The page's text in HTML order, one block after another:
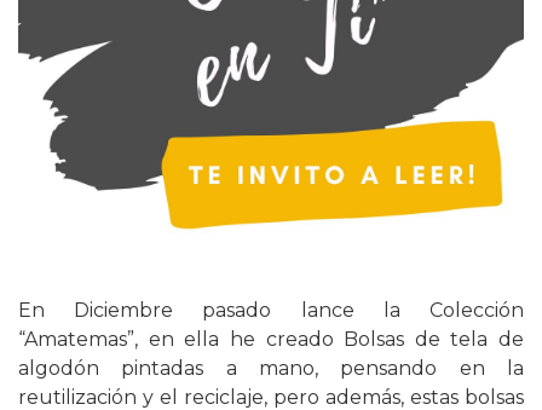
En Diciembre pasado lance la Colección
“Amatemas”, en ella he creado Bolsas de tela de
algodón pintadas a mano, pensando en la
reutilización y el reciclaje, pero además, estas bolsas